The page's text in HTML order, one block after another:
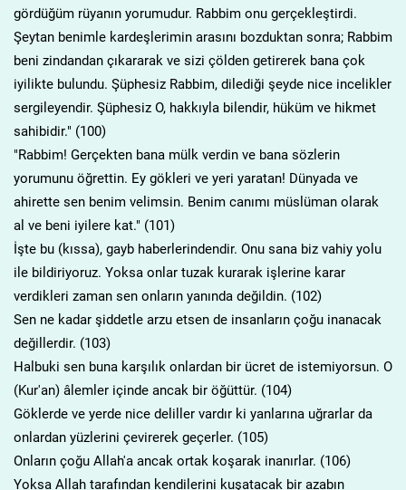
gördüğüm rüyanın yorumudur. Rabbim onu gerçekleştirdi.
Şeytan benimle kardeşlerimin arasını bozduktan sonra; Rabbim
beni zindandan çıkararak ve sizi çölden getirerek bana çok
iyilikte bulundu. Şüphesiz Rabbim, dilediği şeyde nice incelikler
sergileyendir. Şüphesiz O, hakkıyla bilendir, hüküm ve hikmet
sahibidir." (100)
"Rabbim! Gerçekten bana mülk verdin ve bana sözlerin
yorumunu öğrettin. Ey gökleri ve yeri yaratan! Dünyada ve
ahirette sen benim velimsin. Benim canımı müslüman olarak
al ve beni iyilere kat." (101)
İşte bu (kıssa), gayb haberlerindendir. Onu sana biz vahiy yolu
ile bildiriyoruz. Yoksa onlar tuzak kurarak işlerine karar
verdikleri zaman sen onların yanında değildin. (102)
Sen ne kadar şiddetle arzu etsen de insanların çoğu inanacak
değillerdir. (103)
Halbuki sen buna karşılık onlardan bir ücret de istemiyorsun. O
(Kur'an) âlemler içinde ancak bir öğüttür. (104)
Göklerde ve yerde nice deliller vardır ki yanlarına uğrarlar da
onlardan yüzlerini çevirerek geçerler. (105)
Onların çoğu Allah'a ancak ortak koşarak inanırlar. (106)
Yoksa Allah tarafından kendilerini kuşatacak bir azabın